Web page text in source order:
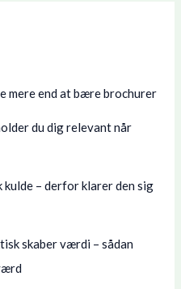
mere end at bære brochurer
du dig relevant når
kulde – derfor klarer den sig
skaber værdi – sådan